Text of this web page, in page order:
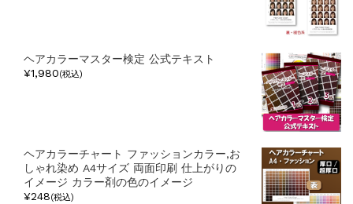
ヘアカラーマスター検定 公式テキスト
¥1,980(税込)
ヘアカラーチャート ファッションカラー,お
しゃれ染め A4サイズ 両面印刷 仕上がりの
イメージ カラー剤の色のイメージ
¥248(税込)